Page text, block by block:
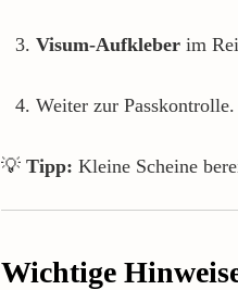
Visum-Aufkleber im
Weiter zur Passkontrolle.
💡 Tipp: Kleine Scheine
Wichtige